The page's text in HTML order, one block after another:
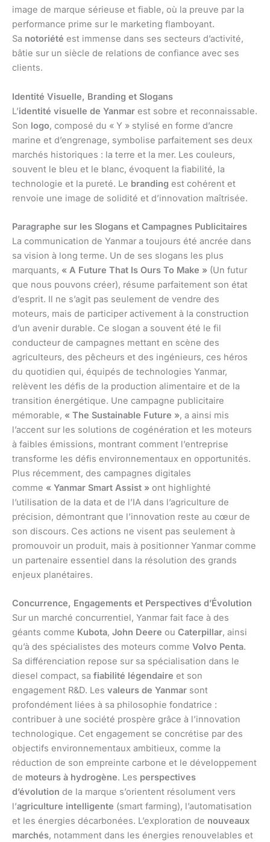
image de marque sérieuse et fiable, où la preuve par la
performance prime sur le marketing flamboyant.
Sa notoriété est immense dans ses secteurs d’activité,
bâtie sur un siècle de relations de confiance avec ses
clients.
Identité Visuelle, Branding et Slogans
L’identité visuelle de Yanmar est sobre et reconnaissable.
Son logo, composé du « Y » stylisé en forme d’ancre
marine et d’engrenage, symbolise parfaitement ses deux
marchés historiques : la terre et la mer. Les couleurs,
souvent le bleu et le blanc, évoquent la fiabilité, la
technologie et la pureté. Le branding est cohérent et
renvoie une image de solidité et d’innovation maîtrisée.
Paragraphe sur les Slogans et Campagnes Publicitaires
La communication de Yanmar a toujours été ancrée dans
sa vision à long terme. Un de ses slogans les plus
marquants, « A Future That Is Ours To Make » (Un futur
que nous pouvons créer), résume parfaitement son état
d’esprit. Il ne s’agit pas seulement de vendre des
moteurs, mais de participer activement à la construction
d’un avenir durable. Ce slogan a souvent été le fil
conducteur de campagnes mettant en scène des
agriculteurs, des pêcheurs et des ingénieurs, ces héros
du quotidien qui, équipés de technologies Yanmar,
relèvent les défis de la production alimentaire et de la
transition énergétique. Une campagne publicitaire
mémorable, « The Sustainable Future », a ainsi mis
l’accent sur les solutions de cogénération et les moteurs
à faibles émissions, montrant comment l’entreprise
transforme les défis environnementaux en opportunités.
Plus récemment, des campagnes digitales
comme « Yanmar Smart Assist » ont highlighté
l’utilisation de la data et de l’IA dans l’agriculture de
précision, démontrant que l’innovation reste au cœur de
son discours. Ces actions ne visent pas seulement à
promouvoir un produit, mais à positionner Yanmar comme
un partenaire essentiel dans la résolution des grands
enjeux planétaires.
Concurrence, Engagements et Perspectives d’Évolution
Sur un marché concurrentiel, Yanmar fait face à des
géants comme Kubota, John Deere ou Caterpillar, ainsi
qu’à des spécialistes des moteurs comme Volvo Penta.
Sa différenciation repose sur sa spécialisation dans le
diesel compact, sa fiabilité légendaire et son
engagement R&D. Les valeurs de Yanmar sont
profondément liées à sa philosophie fondatrice :
contribuer à une société prospère grâce à l’innovation
technologique. Cet engagement se concrétise par des
objectifs environnementaux ambitieux, comme la
réduction de son empreinte carbone et le développement
de moteurs à hydrogène. Les perspectives
d’évolution de la marque s’orientent résolument vers
l’agriculture intelligente (smart farming), l’automatisation
et les énergies décarbonées. L’exploration de nouveaux
marchés, notamment dans les énergies renouvelables et